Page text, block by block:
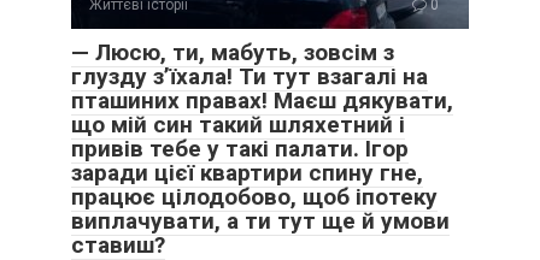
Життєві історії 0
— Люсю, ти, мабуть, зовсім з
глузду з’їхала! Ти тут взагалі на
пташиних правах! Маєш дякувати,
що мій син такий шляхетний і
привів тебе у такі палати. Ігор
заради цієї квартири спину гне,
працює цілодобово, щоб іпотеку
виплачувати, а ти тут ще й умови
ставиш?